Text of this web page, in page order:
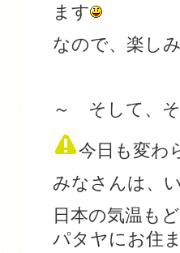
ます
なので、楽し
～ そして、
今日も変わ
みなさんは、
日本の気温も
パタヤにお住